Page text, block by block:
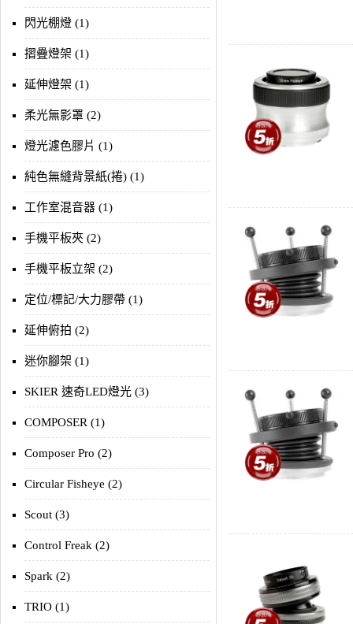
閃光棚燈 (1)
摺疊燈架 (1)
延伸燈架 (1)
柔光無影罩 (2)
燈光濾色膠片 (1)
純色無縫背景紙(捲) (1)
工作室混音器 (1)
手機平板夾 (2)
手機平板立架 (2)
定位/標記/大力膠帶 (1)
延伸俯拍 (2)
迷你腳架 (1)
SKIER 速奇LED燈光 (3)
COMPOSER (1)
Composer Pro (2)
Circular Fisheye (2)
Scout (3)
Control Freak (2)
Spark (2)
TRIO (1)